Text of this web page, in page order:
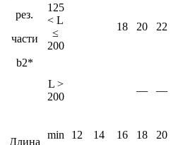
рез.
части
b2*
125
< L
≤
200
18 20 22
L >
200
— —
Длина
min 12 14 16 18 20